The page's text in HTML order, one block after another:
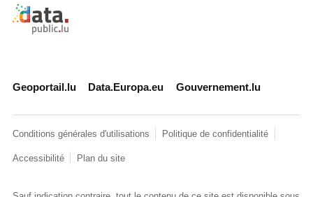
Retour à l'accueil de data.public.lu
Geoportail.lu Data.Europa.eu Gouvernement.lu
Conditions générales d'utilisations Politique de confidentialité
Accessibilité Plan du site